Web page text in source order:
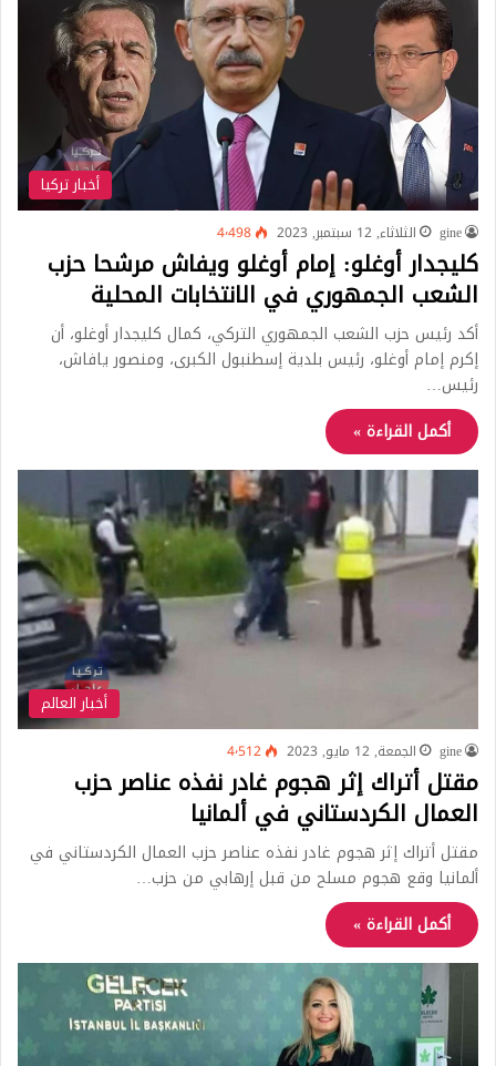
أخبار تركيا
gine الثلاثاء, 12 سبتمبر, 2023 4٬498
كليجدار أوغلو: إمام أوغلو ويفاش مرشحا حزب
الشعب الجمهوري في الانتخابات المحلية
أكد رئيس حزب الشعب الجمهوري التركي، كمال كليجدار أوغلو، أن
إكرم إمام أوغلو، رئيس بلدية إسطنبول الكبرى، ومنصور يافاش،
رئيس…
أكمل القراءة »
أخبار العالم
gine الجمعة, 12 مايو, 2023 4٬512
مقتل أتراك إثر هجوم غادر نفذه عناصر حزب
العمال الكردستاني في ألمانيا
مقتل أتراك إثر هجوم غادر نفذه عناصر حزب العمال الكردستاني في
ألمانيا وقع هجوم مسلح من قبل إرهابي من حزب…
أكمل القراءة »